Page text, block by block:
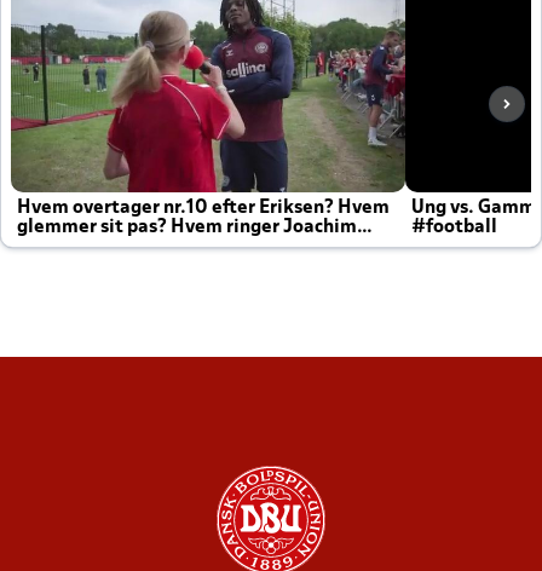
Hvem overtager nr.10 efter Eriksen? Hvem
glemmer sit pas? Hvem ringer Joachim
altid til efter kampe?
Ung vs.
#football